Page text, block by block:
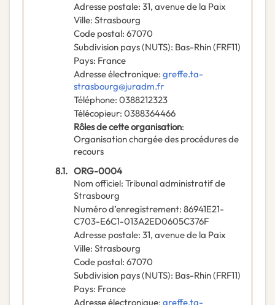
Adresse postale: 31, avenue de la Paix
Ville: Strasbourg
Code postal: 67070
Subdivision pays (NUTS): Bas-Rhin(FRF11)
Pays: France
Adresse électronique: greffe.ta-
strasbourg@juradm.fr
Téléphone: 0388212323
Télécopieur: 0388364466
Rôles de cette organisation:
Organisation chargée des procédures de
recours
8.1. ORG-0004
Nom officiel: Tribunal administratif de
Strasbourg
Numéro d’enregistrement: 86941E21-
C703-E6C1-013A2ED0605C376F
Adresse postale: 31, avenue de la Paix
Ville: Strasbourg
Code postal: 67070
Subdivision pays (NUTS): Bas-Rhin(FRF11)
Pays: France
Adresse électronique: greffe.ta-